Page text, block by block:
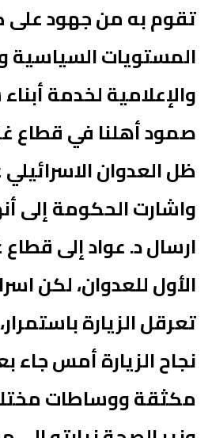
تقوم به من جهود على
المستويات السياسية
والإعلامية لخدمة
صمود أهلنا في قطاع
ظل العدوان
واشارت الحكومة إلى
ارسال د. عواد إلى
الأول للعدوان، لكن
تعرقل الزيارة
نجاح الزيارة أمس جاء
مكثقة ووساطات